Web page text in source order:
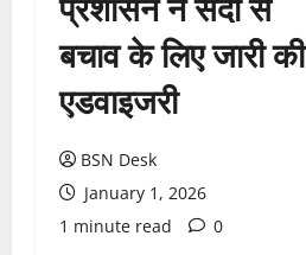
बचाव के लिए जारी की
एडवाइजरी
BSN Desk
January 1, 2026
1 minute read
0